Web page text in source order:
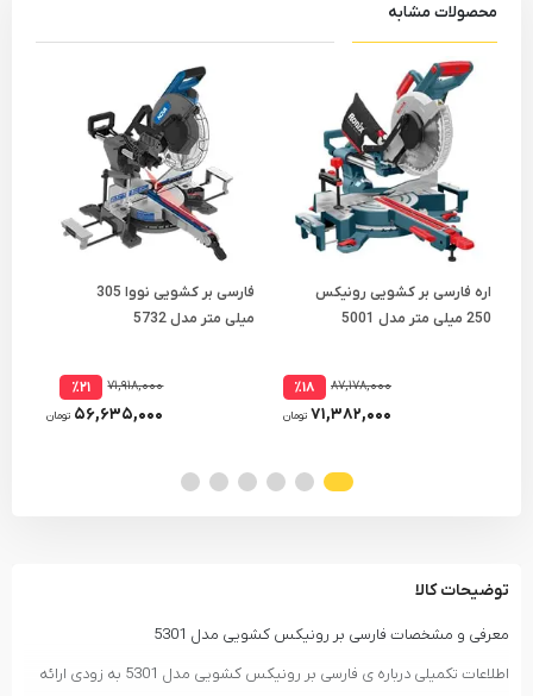
محصولات مشابه
اره فارسی بر کشویی رونیکس
250 میلی متر مدل 5001
۸۷,۱۷۸,۰۰۰ ٪۱۸
۷۱,۳۸۲,۰۰۰ تومان
فارسی بر کشویی نووا 305
میلی متر مدل 5732
۷۱,۹۱۸,۰۰۰ ٪۲۱
۵۶,۶۳۵,۰۰۰ تومان
توضیحات کالا
معرفی و مشخصات فارسی بر رونیکس کشویی مدل 5301
اطلاعات تکمیلی درباره ی فارسی بر رونیکس کشویی مدل 5301 به زودی ارائه